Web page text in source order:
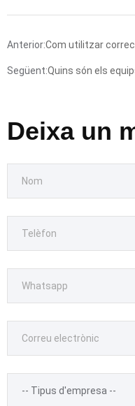
Anterior:Com utilitzar
Següent:Quins són els
Deixa un